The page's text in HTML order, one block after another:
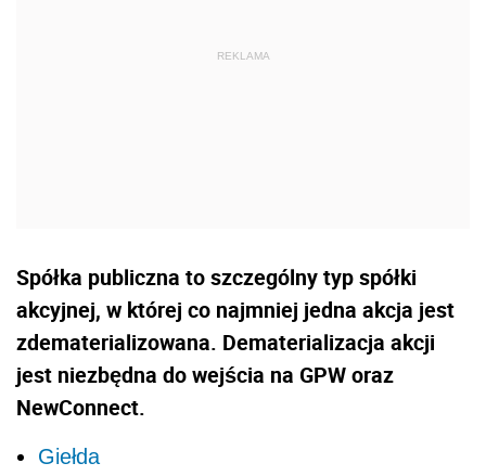
Spółka publiczna to szczególny typ spółki
akcyjnej, w której co najmniej jedna akcja jest
zdematerializowana. Dematerializacja akcji
jest niezbędna do wejścia na GPW oraz
NewConnect.
Giełda